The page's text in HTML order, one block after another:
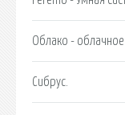
Облако -
Сибрус.